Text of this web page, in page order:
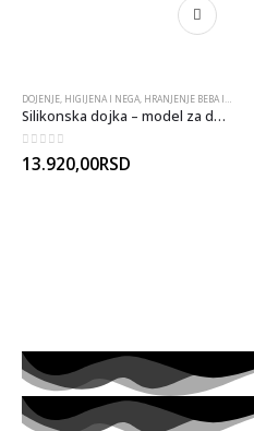
DOJENJE, HIGIJENA I NEGA, HRANJENJE BEBA I DECE
Silikonska dojka – model za demonstraciju
0 out of 5
13.920,00RSD